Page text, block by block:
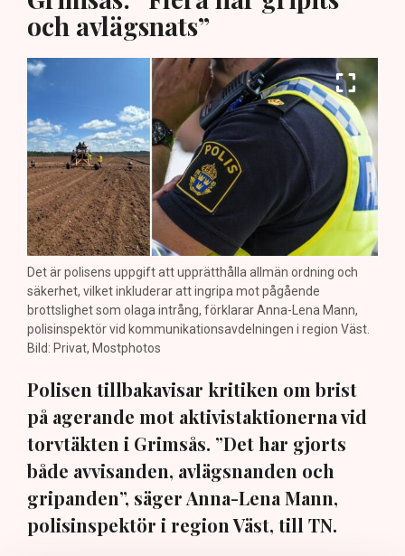
och avlägsnats”
Det är polisens uppgift att upprätthålla allmän ordning och
säkerhet, vilket inkluderar att ingripa mot pågående
brottslighet som olaga intrång, förklarar Anna-Lena Mann,
polisinspektör vid kommunikationsavdelningen i region Väst.
Bild: Privat, Mostphotos
Polisen tillbakavisar kritiken om brist
på agerande mot aktivistaktionerna vid
torvtäkten i Grimsås. ”Det har gjorts
både avvisanden, avlägsnanden och
gripanden”, säger Anna-Lena Mann,
polisinspektör i region Väst, till TN.